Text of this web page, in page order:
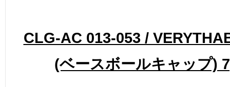
CLG-AC 013-053 /
(ベースボールキャップ)